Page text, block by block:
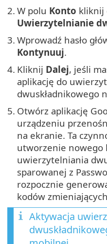
2. W polu Konto kliknij
Uwierzytelnianie
3. Wprowadź hasło
Kontynuuj.
4. Kliknij Dalej, jeśli
aplikację do
dwuskładnikowego
5. Otwórz aplikację
urządzeniu
na ekranie. Ta
utworzenie nowego
uwierzytelniania
sparowanej z
rozpocznie
kodów
Aktywacja